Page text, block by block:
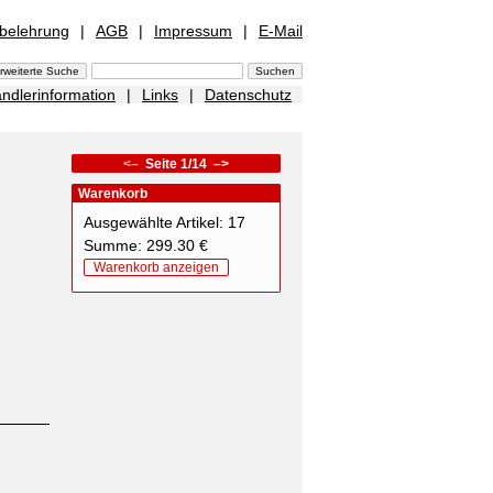
| AGB | Impressum | E-Mail
| Links |
Datenschutz
<– Seite 1/14 –>
Warenkorb
Ausgewählte Artikel: 17
Summe: 299.30 €
Warenkorb anzeigen